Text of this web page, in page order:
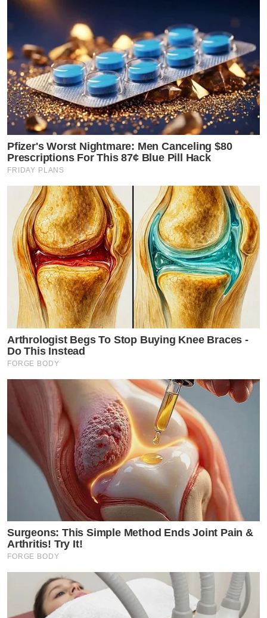
Pfizer's Worst Nightmare: Men Canceling $80
Prescriptions For This 87¢ Blue Pill Hack
FRIDAY PLANS
Arthrologist Begs To Stop Buying Knee Braces -
Do This Instead
FORGE BODY
Surgeons: This Simple Method Ends Joint Pain &
Arthritis! Try It!
FORGE BODY